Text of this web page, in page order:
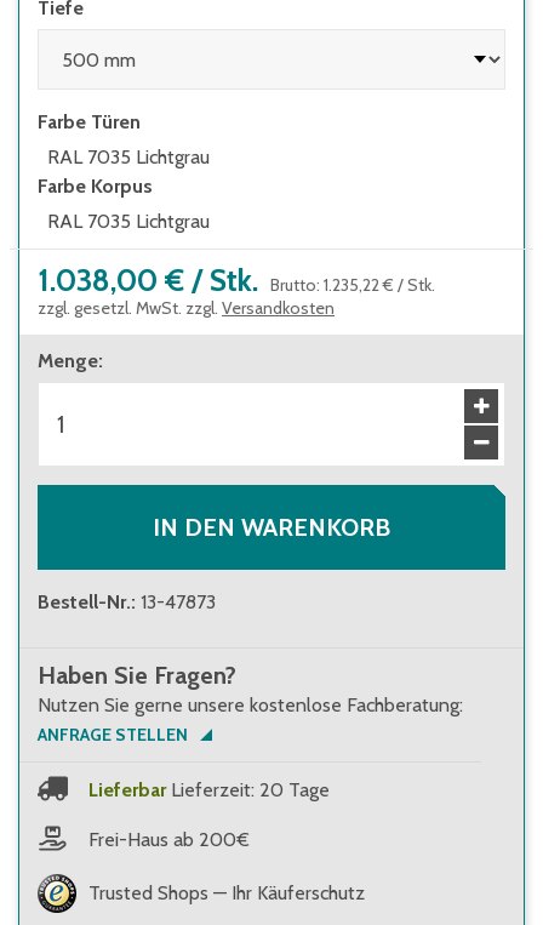
Tiefe
Farbe Türen
RAL 7035 Lichtgrau
Farbe Korpus
RAL 7035 Lichtgrau
1.038,00 € / Stk. Brutto: 1.235,22 € /Stk.
zzgl. gesetzl. MwSt. zzgl. Versandkosten
Menge:
IN DEN WARENKORB
Bestell-Nr.: 13-47873
Haben Sie Fragen?
Nutzen Sie gerne unsere kostenlose Fachberatung:
ANFRAGE STELLEN
Lieferbar Lieferzeit: 20 Tage
Frei-Haus ab 200€
Trusted Shops — Ihr Käuferschutz